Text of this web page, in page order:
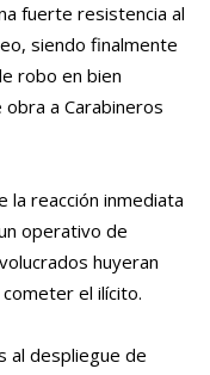
fuerte resistencia al
siendo finalmente
robo en bien
a Carabineros
la reacción inmediata
operativo de
huyeran
el ilícito.
al despliegue de